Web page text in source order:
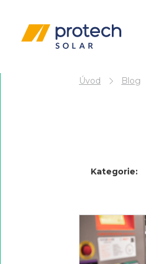
Úvod Blog
Kategorie: